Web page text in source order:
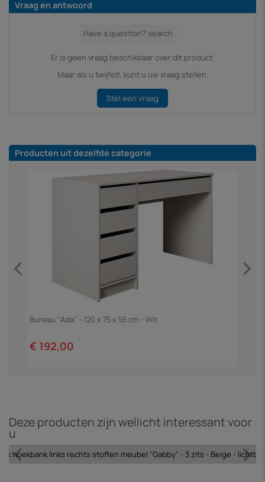
Vraag en antwoord
Er is geen vraag beschikbaar over dit product.
Maar als u twijfelt, kunt u uw vraag stellen.
Stel een vraag
Producten uit dezelfde categorie
Bureau "Ada" - 120 x 75 x 55 cm - Wit
€ 192,00
Deze producten zijn wellicht interessant voor
u
hoekbank links rechts stoffen meubel "Gabby" - 3 zits - Beige -